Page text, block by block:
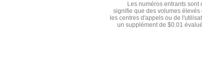
Les numéros entrants
signifie que des volumes
les centres d'appels ou de
un supplément de $0.01